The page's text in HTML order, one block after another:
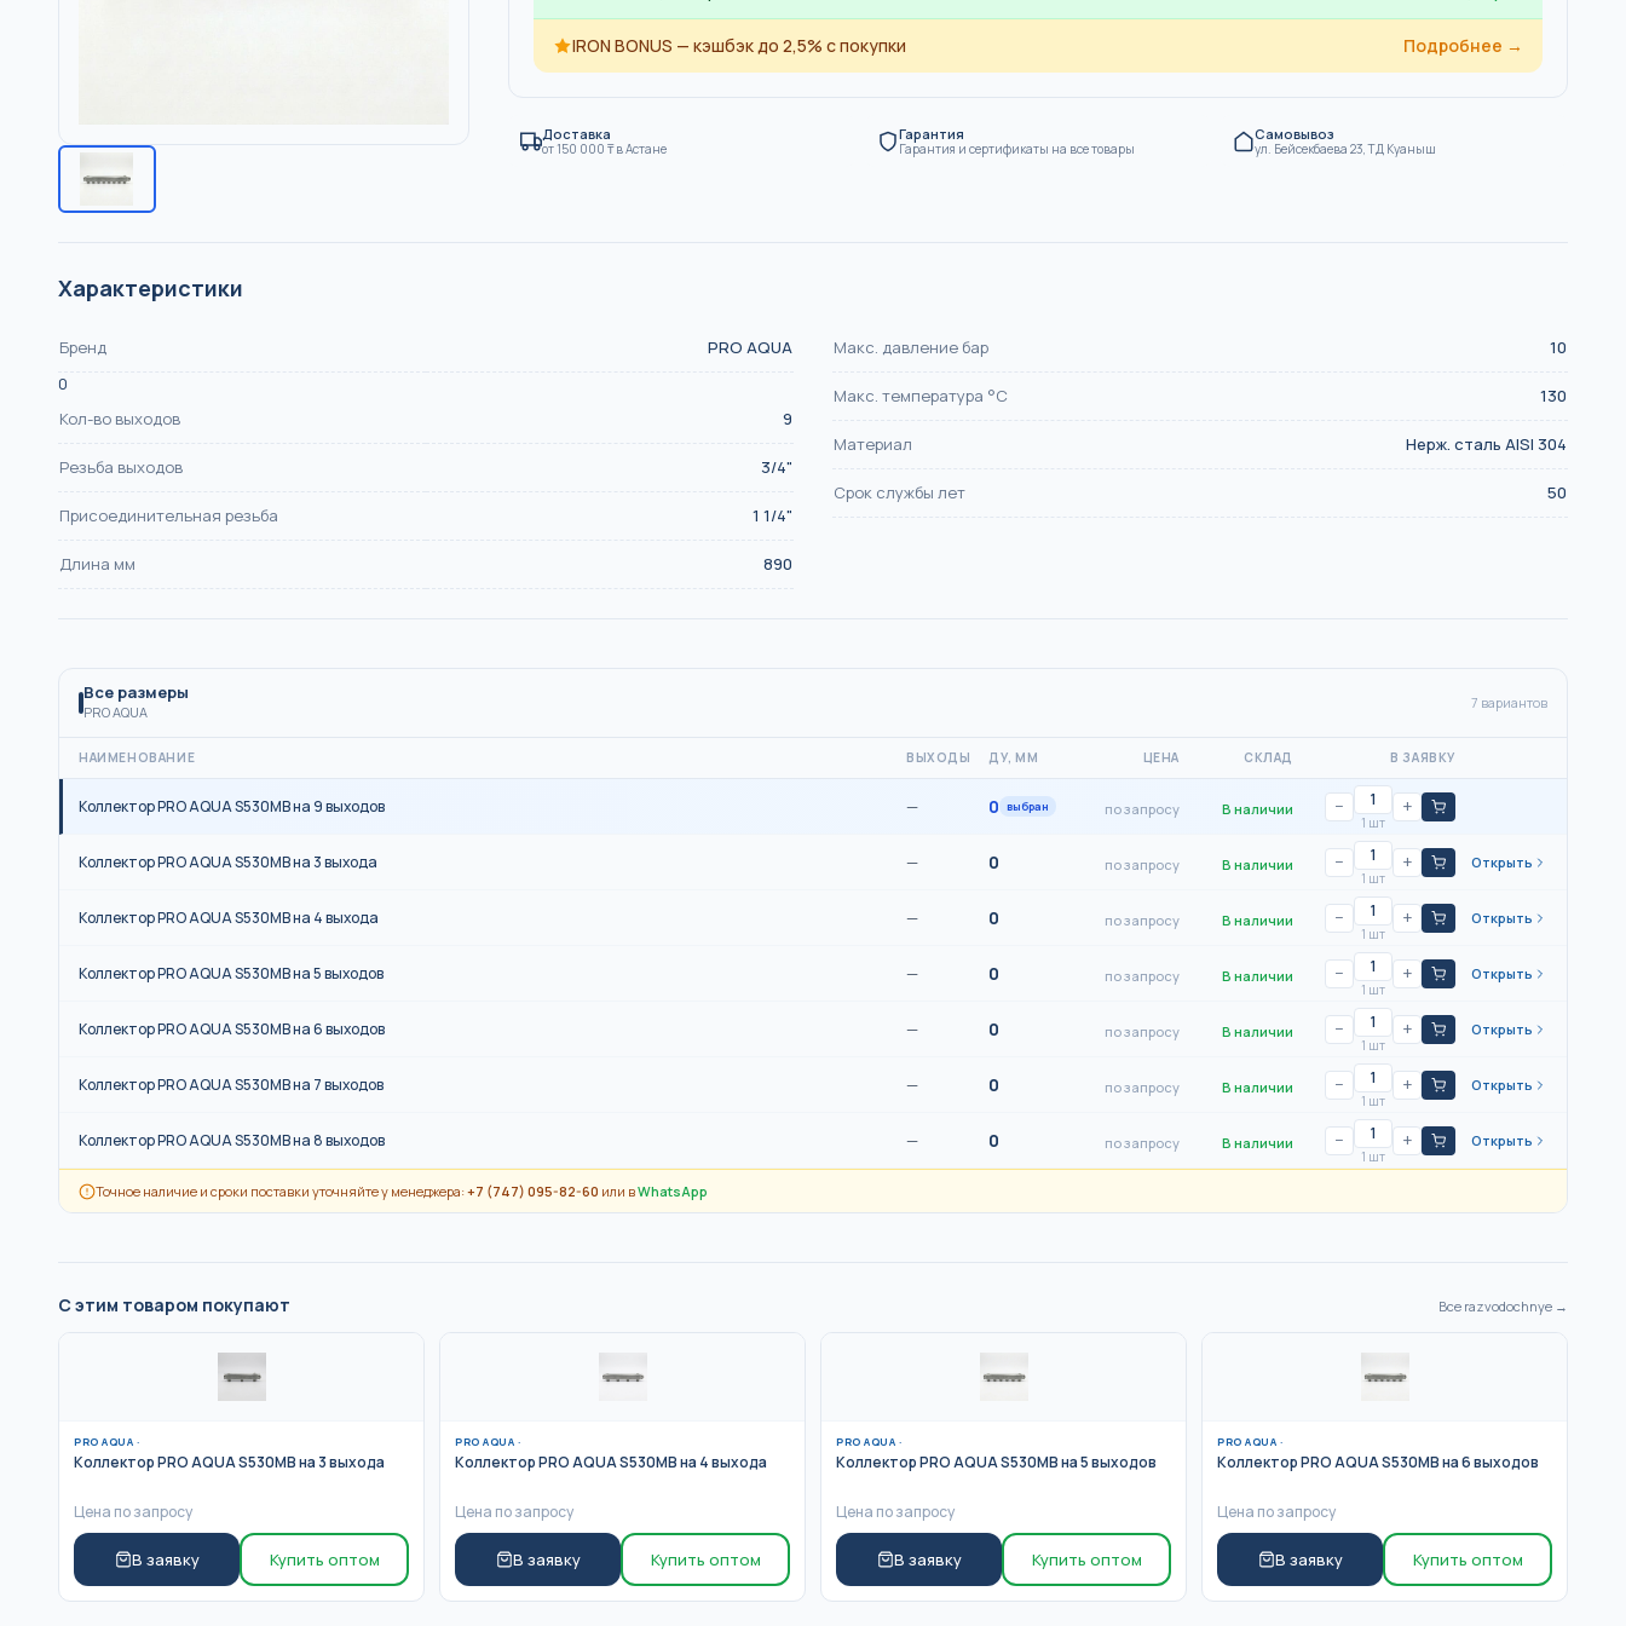
НПВХ, DN 110–500, SN4/SN8
IRON BONUS — кэшбэк до 2,5% с покупки Подробнее →
Доставка
от150 000 ₸в Астане
Гарантия
Гарантия и сертификаты на все товары
Самовывоз
ул. Бейсекбаева 23, ТД Куаныш
Характеристики
Бренд
PRO AQUA
0
Кол-во выходов
9
Резьба выходов 3/4"
Присоединительная резьба 1 1/4"
Длина мм 890
Макс. давление бар 10
Макс. температура °С 130
Материал Нерж. сталь AISI 304
Срок службы лет 50
Все размеры
PRO AQUA
7 вариантов
НАИМЕНОВАНИЕ ВЫХОДЫ ДУ, ММ ЦЕНА СКЛАД В ЗАЯВКУ
Коллектор PRO AQUA S530MB на 9 выходов — 0 выбран по запросу В наличии −
1 шт
+
Коллектор PRO AQUA S530MB на 3 выхода — 0 по запросу В наличии −
1 шт
+ Открыть
Коллектор PRO AQUA S530MB на 4 выхода — 0 по запросу В наличии −
1 шт
+ Открыть
Коллектор PRO AQUA S530MB на 5 выходов — 0 по запросу В наличии −
1 шт
+ Открыть
Коллектор PRO AQUA S530MB на 6 выходов — 0 по запросу В наличии −
1 шт
+ Открыть
Коллектор PRO AQUA S530MB на 7 выходов — 0 по запросу В наличии −
1 шт
+ Открыть
Коллектор PRO AQUA S530MB на 8 выходов — 0 по запросу В наличии −
1 шт
+ Открыть
Точное наличие и сроки поставки уточняйте у менеджера:+7 (747) 095-82-60 или вWhatsApp
С этим товаром покупают Все razvodochnye →
PRO AQUA ·
Коллектор PRO AQUA S530MB на 3 выхода
Цена по запросу
В заявку Купить оптом
PRO AQUA ·
Коллектор PRO AQUA S530MB на 4 выхода
Цена по запросу
В заявку Купить оптом
PRO AQUA ·
Коллектор PRO AQUA S530MB на 5 выходов
Цена по запросу
В заявку Купить оптом
PRO AQUA ·
Коллектор PRO AQUA S530MB на 6 выходов
Цена по запросу
В заявку Купить оптом